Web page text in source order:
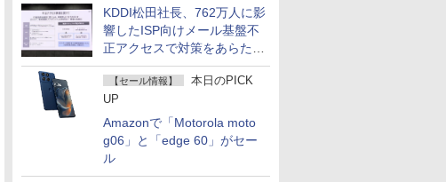
KDDI松田社長、762万人に影
響したISP向けメール基盤不
正アクセスで対策をあらため
て説明
【セール情報】
本日のPICK
UP
Amazonで「Motorola moto
g06」と「edge 60」がセー
ル